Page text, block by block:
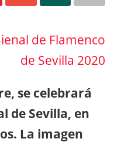
de Flamenco
de Sevilla 2020
se celebrará
de Sevilla, en
La imagen